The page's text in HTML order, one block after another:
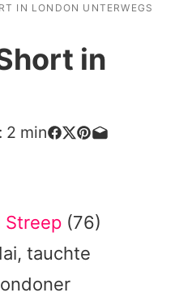
IN LONDON UNTERWEGS
in
2 min
Streep (76)
tauchte